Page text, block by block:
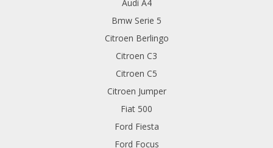
Audi A4
Bmw Serie 5
Citroen Berlingo
Citroen C3
Citroen C5
Citroen Jumper
Fiat 500
Ford Fiesta
Ford Focus